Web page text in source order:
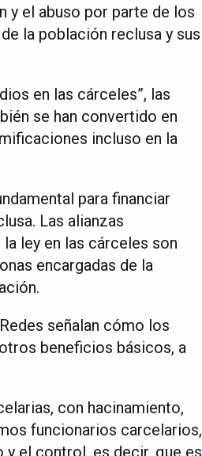
y el abuso por parte de los
la población reclusa y sus
en las cárceles”, las
se han convertido en
incluso en la
para financiar
Las alianzas
ley en las cárceles son
encargadas de la
señalan cómo los
beneficios básicos, a
con hacinamiento,
funcionarios carcelarios,
el control, es decir, que es